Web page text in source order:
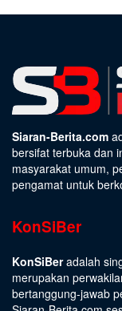
Siaran-Berita.com
bersifat terbuka dan
masyarakat umum,
pengamat untuk
KonSiBer
KonSiBeradalah
merupakan
bertanggung-jawab